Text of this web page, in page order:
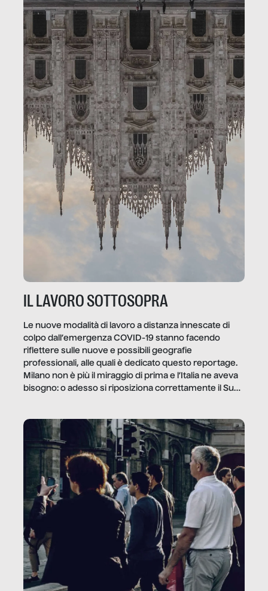
IL LAVORO SOTTOSOPRA
Le nuove modalità di lavoro a distanza innescate di
colpo dall’emergenza COVID-19 stanno facendo
riflettere sulle nuove e possibili geografie
professionali, alle quali è dedicato questo reportage.
Milano non è più il miraggio di prima e l’Italia ne aveva
bisogno: o adesso si riposiziona correttamente il Sud